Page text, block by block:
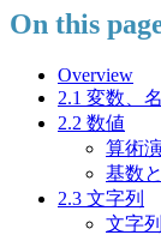
On this
Overview
2.1 変数、
2.2 数値
算術
基数
2.3 文字列
文字